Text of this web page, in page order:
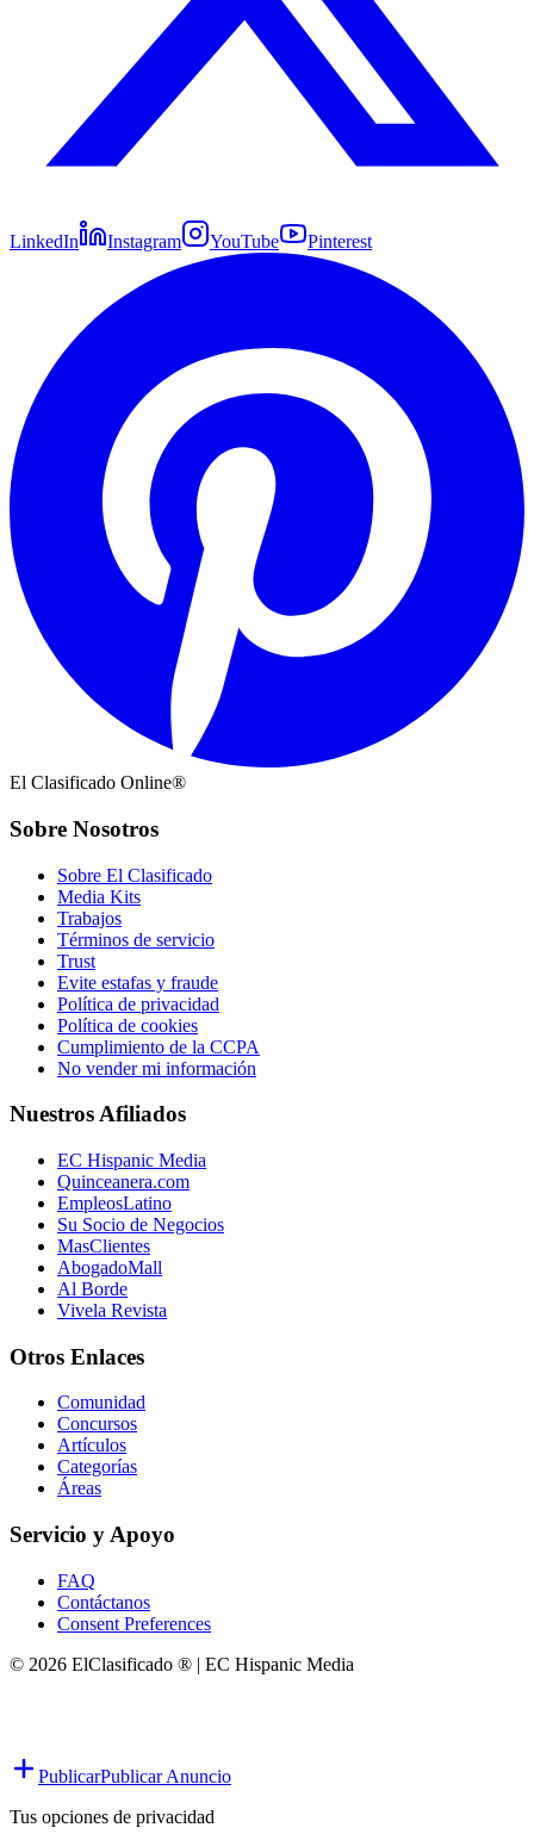
LinkedIn Instagram YouTube Pinterest
El Clasificado Online®
Sobre Nosotros
Sobre El Clasificado
Media Kits
Trabajos
Términos de servicio
Trust
Evite estafas y fraude
Política de privacidad
Política de cookies
Cumplimiento de la CCPA
No vender mi información
Nuestros Afiliados
EC Hispanic Media
Quinceanera.com
EmpleosLatino
Su Socio de Negocios
MasClientes
AbogadoMall
Al Borde
Vivela Revista
Otros Enlaces
Comunidad
Concursos
Artículos
Categorías
Áreas
Servicio y Apoyo
FAQ
Contáctanos
Consent Preferences
© 2026 ElClasificado ® | EC Hispanic Media
PublicarPublicar Anuncio
Tus opciones de privacidad